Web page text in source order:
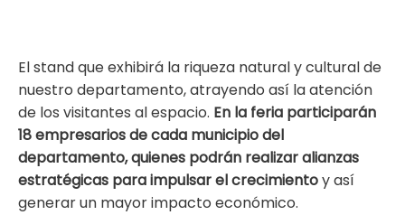
El stand que exhibirá la riqueza natural y cultural de
nuestro departamento, atrayendo así la atención
de los visitantes al espacio. En la feria participarán
18 empresarios de cada municipio del
departamento, quienes podrán realizar alianzas
estratégicas para impulsar el crecimientoy así
generar un mayor impacto económico.